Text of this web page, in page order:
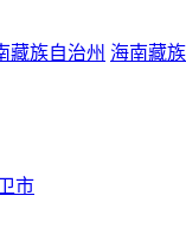
藏族自治州 海南藏
市